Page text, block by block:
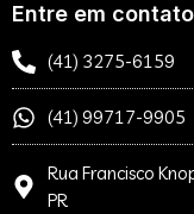
Entre em contato
(41) 3275-6159
(41) 99717-9905
Rua Francisco
PR